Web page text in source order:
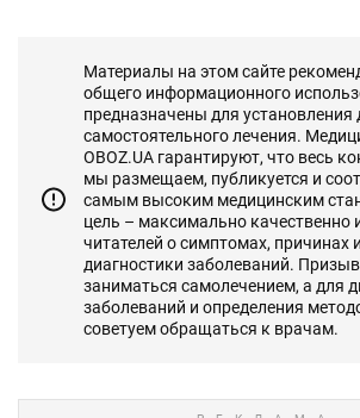
Материалы на этом сайте
общего информационного
предназначены для установления
самостоятельного лечения.
OBOZ.UA гарантируют, что весь
мы размещаем, публикуется и
самым высоким медицинским
цель – максимально качественно
читателей о симптомах, причинах
диагностики заболеваний.
заниматься самолечением, а для
заболеваний и определения
советуем обращаться к врачам.